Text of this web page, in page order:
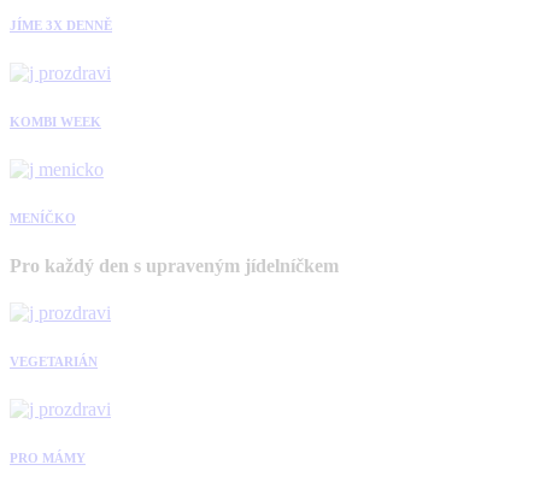
JÍME 3X DENNĚ
KOMBI WEEK
MENÍČKO
Pro každý den s upraveným jídelníčkem
VEGETARIÁN
PRO MÁMY